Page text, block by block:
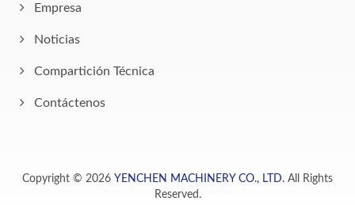
Empresa
Noticias
Compartición Técnica
Contáctenos
Copyright © 2026 YENCHEN MACHINERY CO., LTD. All Rights
Reserved.